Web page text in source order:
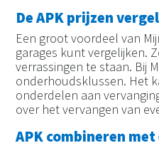
De APK prijzen
Een groot voordeel van
garages kunt vergelijken.
verrassingen te staan. Bij
onderhoudsklussen. Het
onderdelen aan
over het vervangen van
APK combineren